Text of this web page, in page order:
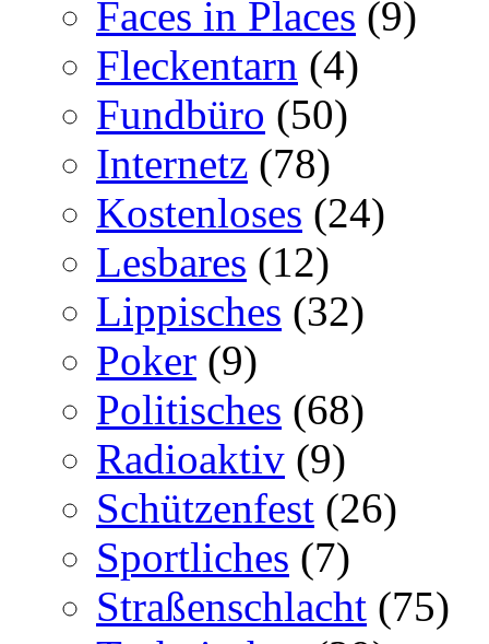
Faces in Places (9)
Fleckentarn (4)
Fundbüro (50)
Internetz (78)
Kostenloses (24)
Lesbares (12)
Lippisches (32)
Poker (9)
Politisches (68)
Radioaktiv (9)
Schützenfest (26)
Sportliches (7)
Straßenschlacht (75)